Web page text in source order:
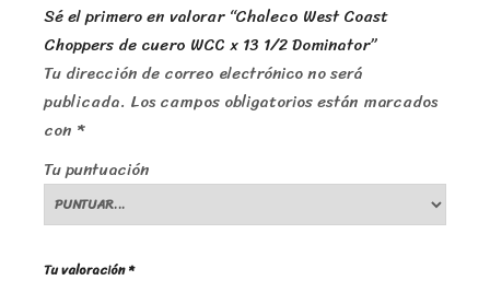
Sé el primero en valorar “Chaleco West Coast
Choppers de cuero WCC x 13 1/2 Dominator”
Tu dirección de correo electrónico no será
publicada. Los campos obligatorios están marcados
con *
Tu puntuación
Tu valoración*